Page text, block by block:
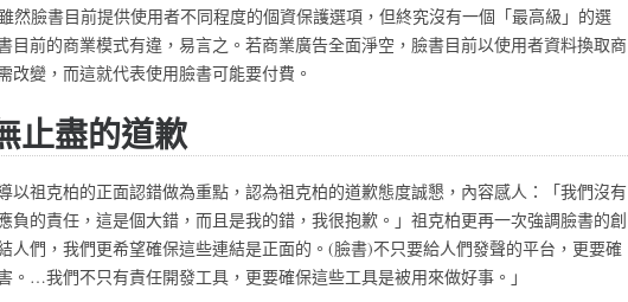
然臉書目前提供使用者不同程度的個資保護選項，但終究沒有一個「最高級」的選
目前的商業模式有違，易言之。若商業廣告全面淨空，臉書目前以使用者資料換取商
改變，而這就代表使用臉書可能要付費。
止盡的道歉
以祖克柏的正面認錯做為重點，認為祖克柏的道歉態度誠懇，內容感人：「我們沒有
負的責任，這是個大錯，而且是我的錯，我很抱歉。」祖克柏更再一次強調臉書的創
人們，我們更希望確保這些連結是正面的。(臉書)不只要給人們發聲的平台，更要確
。…我們不只有責任開發工具，更要確保這些工具是被用來做好事。」